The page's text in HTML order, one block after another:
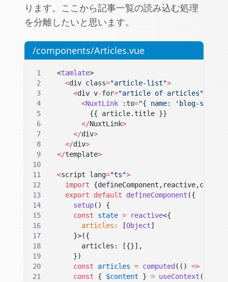
ります。ここから記事一覧の読み込む処理
を分離したいと思います。
/components/Articles.vue
  <
tamlate>
    <
div class="article-list">
      <
div v-for="article of articles"
        <
NuxtLink :to="{ name: 'blog-
          {{ article.title }}
        </
NuxtLink>
      </
div>
    </
div>
  </
template>
  <
script lang="ts">
    import
    export
default defineComponent ({
      setup
() {
      const
state = reactive<{
        articles
: [Object]
      }>({
        articles: [{}],
      })
      const
articles = computed (() =>
      const
{ $content } = useContext ()